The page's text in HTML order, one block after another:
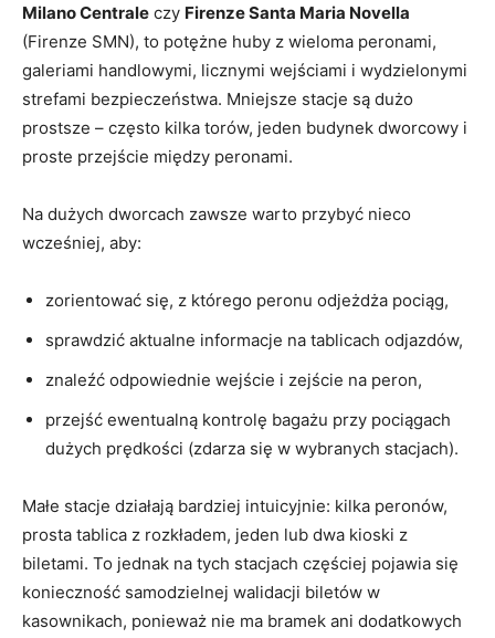
Milano Centrale czy Firenze Santa Maria Novella
(Firenze SMN), to potężne huby z wieloma peronami,
galeriami handlowymi, licznymi wejściami i wydzielonymi
strefami bezpieczeństwa. Mniejsze stacje są dużo
prostsze – często kilka torów, jeden budynek dworcowy i
proste przejście między peronami.
Na dużych dworcach zawsze warto przybyć nieco
wcześniej, aby:
zorientować się, z którego peronu odjeżdża pociąg,
sprawdzić aktualne informacje na tablicach odjazdów,
znaleźć odpowiednie wejście i zejście na peron,
przejść ewentualną kontrolę bagażu przy pociągach
dużych prędkości (zdarza się w wybranych stacjach).
Małe stacje działają bardziej intuicyjnie: kilka peronów,
prosta tablica z rozkładem, jeden lub dwa kioski z
biletami. To jednak na tych stacjach częściej pojawia się
konieczność samodzielnej walidacji biletów w
kasownikach, ponieważ nie ma bramek ani dodatkowych